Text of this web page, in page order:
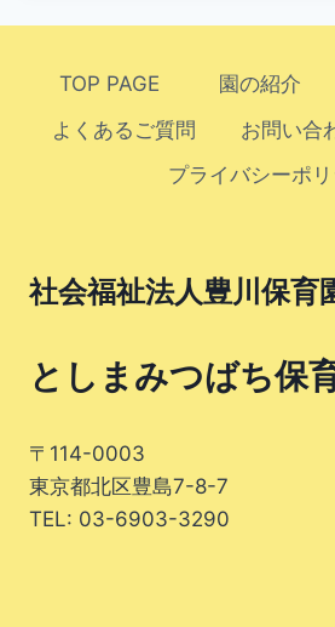
TOP PAGE 園の紹介
よくあるご質問
お問い合
プライバシーポ
社会福祉法人豊川保
としまみつばち保
〒114-0003
東京都北区豊島7-8-7
TEL: 03-6903-3290